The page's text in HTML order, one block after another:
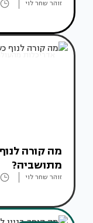
זוהר שחר לוי
אדריכלות מהעולם
מה קורה
מתושביה?
זוהר שחר לוי